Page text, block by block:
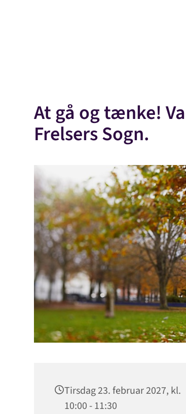
At gå og tænke!
Frelsers Sogn.
Tirsdag 23. februar 2027, kl.
10:00 - 11:30